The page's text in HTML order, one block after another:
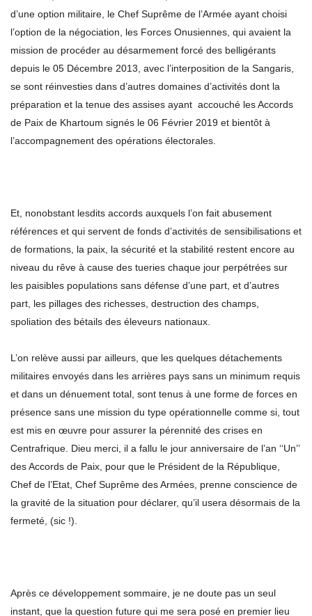
d’une option militaire, le Chef Suprême de l’Armée ayant choisi
l’option de la négociation, les Forces Onusiennes, qui avaient la
mission de procéder au désarmement forcé des belligérants
depuis le 05 Décembre 2013, avec l’interposition de la Sangaris,
se sont réinvesties dans d’autres domaines d’activités dont la
préparation et la tenue des assises ayant accouché les Accords
de Paix de Khartoum signés le 06 Février 2019 et bientôt à
l’accompagnement des opérations électorales.
Et, nonobstant lesdits accords auxquels l’on fait abusement
références et qui servent de fonds d’activités de sensibilisations et
de formations, la paix, la sécurité et la stabilité restent encore au
niveau du rêve à cause des tueries chaque jour perpétrées sur
les paisibles populations sans défense d’une part, et d’autres
part, les pillages des richesses, destruction des champs,
spoliation des bétails des éleveurs nationaux.
L’on relève aussi par ailleurs, que les quelques détachements
militaires envoyés dans les arrières pays sans un minimum requis
et dans un dénuement total, sont tenus à une forme de forces en
présence sans une mission du type opérationnelle comme si, tout
est mis en œuvre pour assurer la pérennité des crises en
Centrafrique. Dieu merci, il a fallu le jour anniversaire de l’an ‘‘Un’’
des Accords de Paix, pour que le Président de la République,
Chef de l’Etat, Chef Suprême des Armées, prenne conscience de
la gravité de la situation pour déclarer, qu’il usera désormais de la
fermeté, (sic !).
Après ce développement sommaire, je ne doute pas un seul
instant, que la question future qui me sera posé en premier lieu